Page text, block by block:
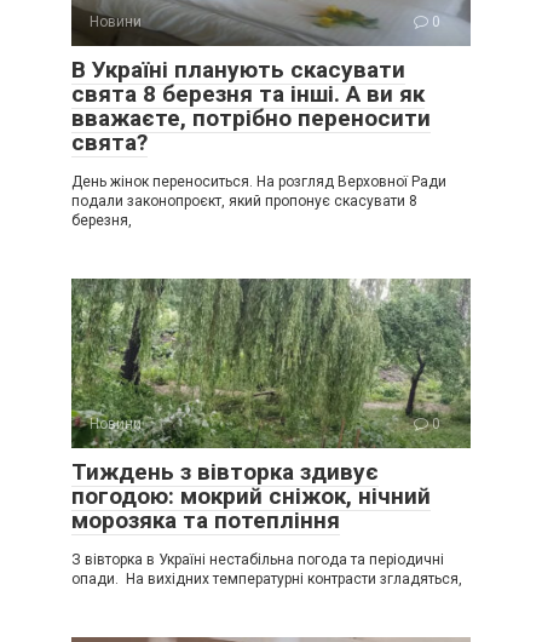
Новини 0
В Україні планують скасувати
свята 8 березня та інші. А ви як
вважаєте, потрібно переносити
свята?
День жінок переноситься. На розгляд Верховної Ради
подали законопроєкт, який пропонує скасувати 8
березня,
Новини 0
Тиждень з вівторка здивує
погодою: мокрий сніжок, нічний
морозяка та потепління
З вівторка в Україні нестабільна погода та періодичні
опади. На вихідних температурні контрасти згладяться,